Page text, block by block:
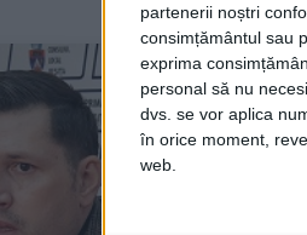
partenerii noștri
consimțământul sau
exprima
personal să nu
dvs. se vor aplica
în orice moment,
web.